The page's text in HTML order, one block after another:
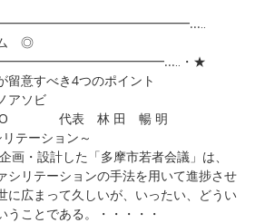
◎
・★
留意すべき4つのポイント
ビ
林 田 暢 明
テーション～
・設計した「多摩市若者会議」は、
シリテーションの手法を用いて進捗させ
に広まって久しいが、いったい、どうい
ことである。・・・・・